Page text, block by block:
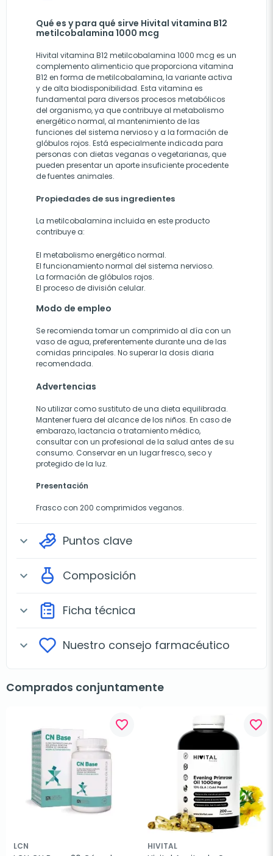
Qué es y para qué sirve Hivital vitamina B12
metilcobalamina 1000 mcg
Hivital vitamina B12 metilcobalamina 1000 mcg es un
complemento alimenticio que proporciona vitamina
B12 en forma de metilcobalamina, la variante activa
y de alta biodisponibilidad. Esta vitamina es
fundamental para diversos procesos metabólicos
del organismo, ya que contribuye al metabolismo
energético normal, al mantenimiento de las
funciones del sistema nervioso y a la formación de
glóbulos rojos. Está especialmente indicada para
personas con dietas veganas o vegetarianas, que
pueden presentar un aporte insuficiente procedente
de fuentes animales.
Propiedades de sus ingredientes
La metilcobalamina incluida en este producto
contribuye a:
El metabolismo energético normal.
El funcionamiento normal del sistema nervioso.
La formación de glóbulos rojos.
El proceso de división celular.
Modo de empleo
Se recomienda tomar un comprimido al día con un
vaso de agua, preferentemente durante una de las
comidas principales. No superar la dosis diaria
recomendada.
Advertencias
No utilizar como sustituto de una dieta equilibrada.
Mantener fuera del alcance de los niños. En caso de
embarazo, lactancia o tratamiento médico,
consultar con un profesional de la salud antes de su
consumo. Conservar en un lugar fresco, seco y
protegido de la luz.
Presentación
Frasco con 200 comprimidos veganos.
expand_more Puntos clave
expand_more Composición
expand_more Ficha técnica
expand_more Nuestro consejo farmacéutico
Comprados conjuntamente
favorite_border
LCN
favorite_border
HIVITAL